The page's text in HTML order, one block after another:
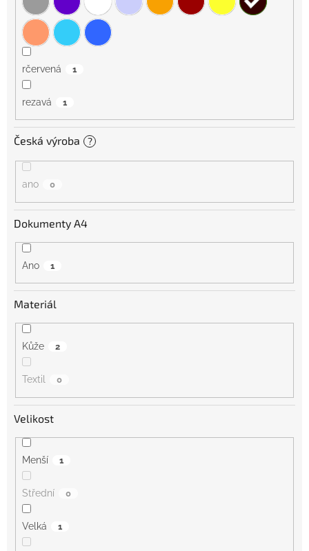
rčervená 1
rezavá 1
Česká výroba ?
ano 0
Dokumenty A4
Ano 1
Materiál
Kůže 2
Textil 0
Velikost
Menší 1
Střední 0
Velká 1